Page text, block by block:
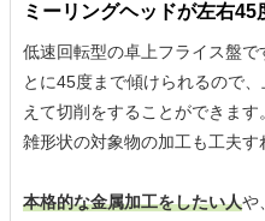
ミーリングヘッドが左右45
低速回転型の卓上フライス盤
とに45度まで傾けられるので
えて切削をすることができます。
雑形状の対象物の加工も工夫す
本格的な金属加工をしたい人や